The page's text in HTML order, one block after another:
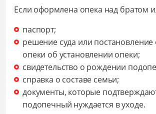
Если оформлена опека над братом
паспорт;
решение суда или постановление
опеки об установлении опеки;
свидетельство о рождении
справка о составе семьи;
документы, которые
подопечный нуждается в уходе.